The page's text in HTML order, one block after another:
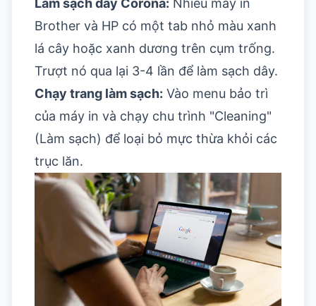
Làm sạch dây Corona: Nhiều máy in
Brother và HP có một tab nhỏ màu xanh
lá cây hoặc xanh dương trên cụm trống.
Trượt nó qua lại 3-4 lần để làm sạch dây.
Chạy trang làm sạch: Vào menu bảo trì
của máy in và chạy chu trình "Cleaning"
(Làm sạch) để loại bỏ mực thừa khỏi các
trục lăn.